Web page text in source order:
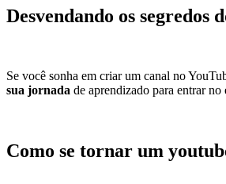
Desvendando os segredos
Se você sonha em criar um canal no
sua jornada de aprendizado para entrar
Como se tornar um